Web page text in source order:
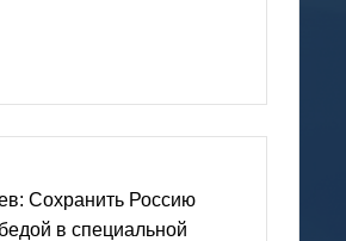
Сохранить Россию
в специальной